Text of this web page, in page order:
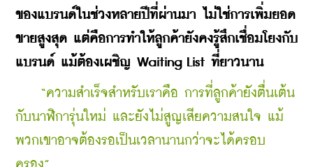
ของแบรนด์ในช่วงหลายปีที่ผ่านมา ไม่ใช่การเพิ่มยอด
ขายสูงสุด แต่คือการทำให้ลูกค้ายังคงรู้สึกเชื่อมโยงกับ
แบรนด์ แม้ต้องเผชิญ Waiting List ที่ยาวนาน
“ความสำเร็จสำหรับเราคือ การที่ลูกค้ายังตื่นเต้น
กับนาฬิการุ่นใหม่ และยังไม่สูญเสียความสนใจ แม้
พวกเขาอาจต้องรอเป็นเวลานานกว่าจะได้ครอบ